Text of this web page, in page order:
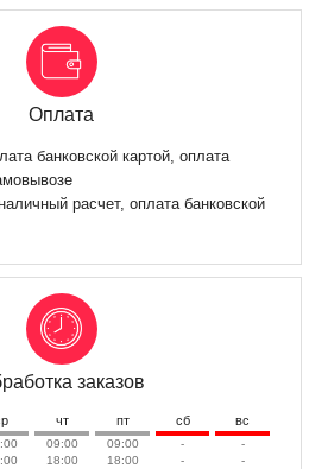
Оплата
банковской картой, оплата
расчет, оплата банковской
заказов
чт пт сб вс
09:00
18:00
09:00
18:00
-
-
-
-